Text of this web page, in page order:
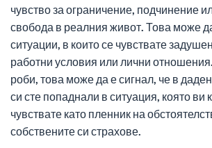
чувство за ограничение, подчинение
свобода в реалния живот. Това може
ситуации, в които се чувствате
работни условия или лични
роби, това може да е сигнал, че в
си сте попаднали в ситуация, която ви
чувствате като пленник на
собствените си страхове.